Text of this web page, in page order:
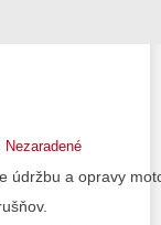
Nezaradené
údržbu a opravy